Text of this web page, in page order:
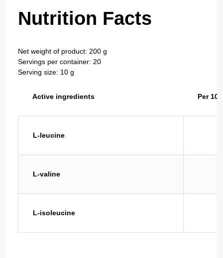
Nutrition Facts
Net weight of product: 200 g
Servings per container: 20
Serving size: 10 g
Active ingredients Per
L-leucine
L-valine
L-isoleucine